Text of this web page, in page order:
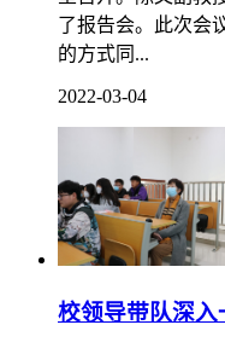
3月3日，我校陈文
题《电子商务类专
2022-03-04